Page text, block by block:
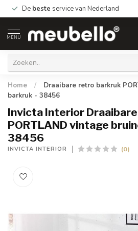
De beste service van Nederland
MENU
Home /
Draaibare retro barkruk
barkruk - 38456
Invicta Interior
PORTLAND vintage
38456
INVICTA INTERIOR (0)